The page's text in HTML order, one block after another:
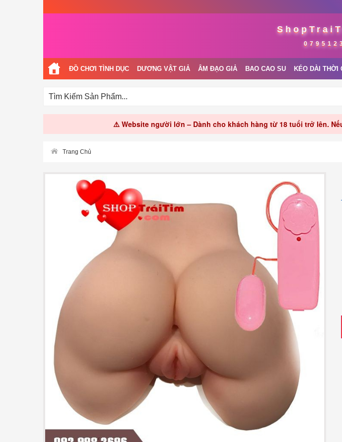
ĐỒ CHƠI TÌNH DỤC DƯƠNG VẬT GIẢ ÂM ĐẠO GIẢ BAO CAO SU KÉO DÀI THỜI
⚠️ Website người lớn – Dành cho khách hàng từ 18 tuổi trở lên.
Trang Chủ